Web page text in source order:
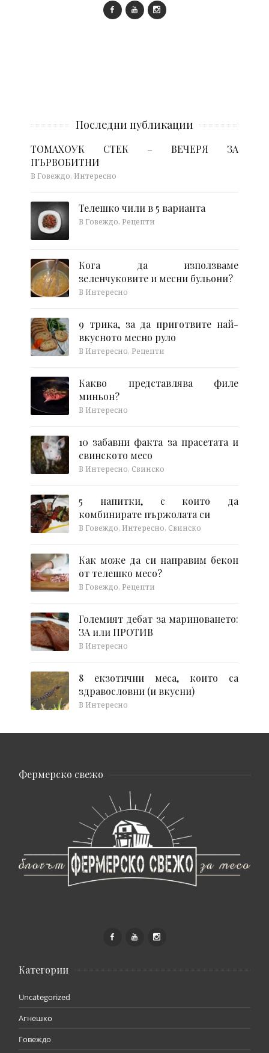
Последни публикации
ТОМАХОУК СТЕК – ВЕЧЕРЯ ЗА
ПЪРВОБИТНИ
В Говеждо, Интересно
Телешко чили в 5 варианта
В Говеждо, Рецепти
Кога да използваме
зеленчуковите и месни бульони?
В Интересно
9 трика, за да приготвите най-
вкусното месно руло
В Интересно, Рецепти
Какво представлява филе
миньон?
В Интересно
10 забавни факта за прасетата и
свинското месо
В Интересно, Свинско
5 напитки, с които да
комбинирате пържолата си
В Говеждо, Интересно, Свинско
Как може да си направим бекон
от телешко месо?
В Говеждо, Рецепти
Големият дебат за мариноването:
ЗА или ПРОТИВ
В Интересно
8 екзотични меса, които са
здравословни (и вкусни)
В Интересно
Фермерско свежо
Категории
Uncategorized
Агнешко
Говеждо